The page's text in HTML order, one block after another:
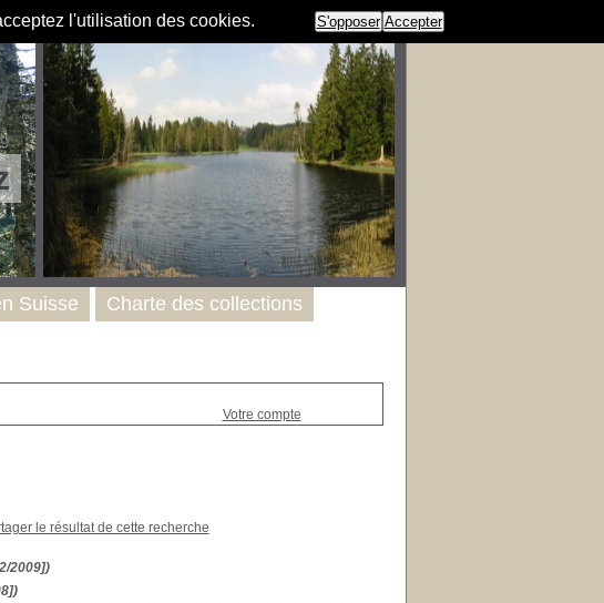
l'utilisation des cookies. S'opposer Accepter
Votre compte
le résultat de cette recherche
2009])
Suisse Charte des collections